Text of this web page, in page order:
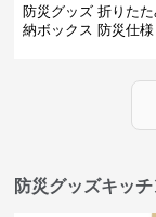
防災グッズ 折りた
納ボックス 防災仕様
防災グッズキッ